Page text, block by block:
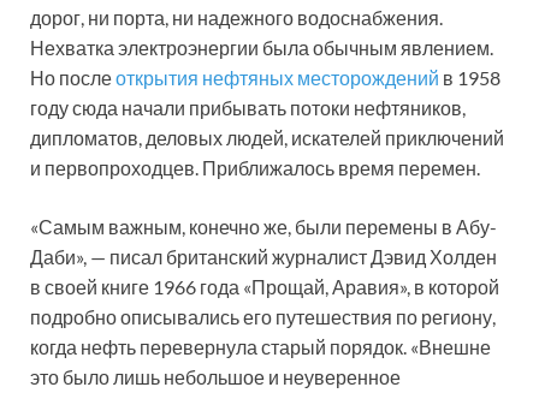
дорог, ни порта, ни надежного водоснабжения.
Нехватка электроэнергии была обычным явлением.
Но послеоткрытия нефтяных месторождений в 1958
году сюда начали прибывать потоки нефтяников,
дипломатов, деловых людей, искателей приключений
и первопроходцев. Приближалось время перемен.
«Самым важным, конечно же, были перемены в Абу-
Даби», — писал британский журналист Дэвид Холден
в своей книге 1966 года «Прощай, Аравия», в которой
подробно описывались его путешествия по региону,
когда нефть перевернула старый порядок. «Внешне
это было лишь небольшое и неуверенное